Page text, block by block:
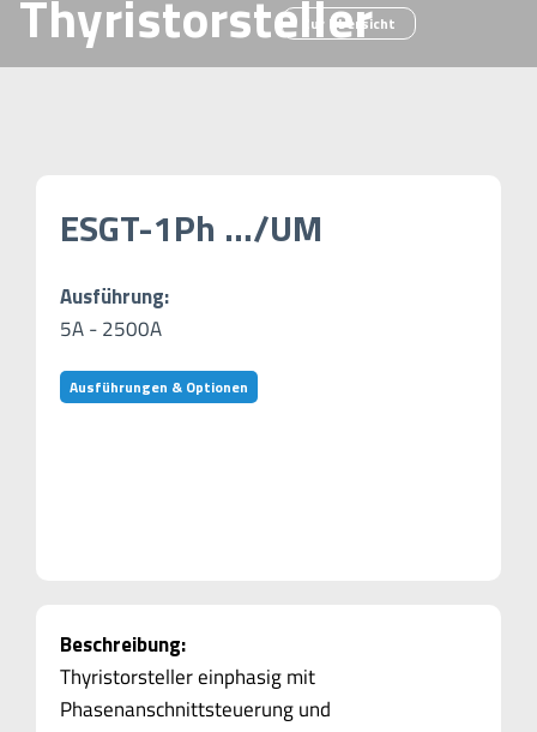
Thyristorsteller
Zur Übersicht
ESGT-1Ph …/UM
Ausführung:
5A - 2500A
Ausführungen & Optionen
Beschreibung:
Thyristorsteller einphasig mit
Phasenanschnittsteuerung und